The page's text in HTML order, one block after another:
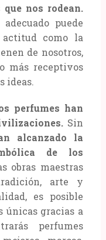
nos rodean.
puede
como la
de nosotros,
más receptivos
ideas.
perfumes han
Sin
alcanzado la
de los
obras maestras
arte y
es posible
únicas gracias a
perfumes